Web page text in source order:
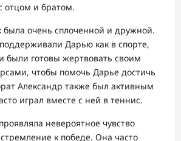
отцом и братом.
была очень сплоченной и дружной.
Дарью как в спорте,
были готовы жертвовать своим
чтобы помочь Дарье достичь
Александр также был активным
играл вместе с ней в теннис.
невероятное чувство
к победе. Она часто